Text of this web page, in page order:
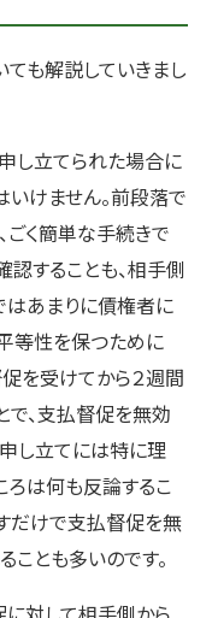
ても解説していきまし
し立てられた場合に
いけません。前段落で
ごく簡単な手続きで
認することも、相手側
はあまりに債権者に
等性を保つために
を受けてから２週間
で、支払督促を無効
申し立てには特に理
ろは何も反論するこ
だけで支払督促を無
ことも多いのです。